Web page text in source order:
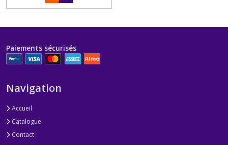
Paiements sécurisés
Navigation
Accueil
Catalogue
Contact